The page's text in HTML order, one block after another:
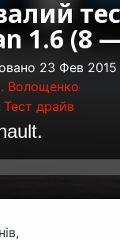
1.6 (8
23 Фев 2015
Волощенко
Тест драйв
.